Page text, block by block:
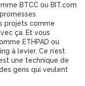
BTCC ou BIT.com
projets comme
ça. Et vous
ETHPAD ou
à levier. Ce n’est
une technique de
gens qui veulent